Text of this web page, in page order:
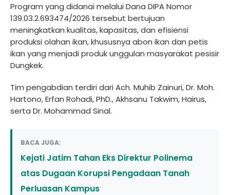
Program yang didanai melalui Dana DIPA Nomor
139.03.2.693474/2026 tersebut bertujuan
meningkatkan kualitas, kapasitas, dan efisiensi
produksi olahan ikan, khususnya abon ikan dan petis
ikan yang menjadi produk unggulan masyarakat pesisir
Dungkek.
Tim pengabdian terdiri dari Ach. Muhib Zainuri, Dr. Moh.
Hartono, Erfan Rohadi, PhD., Akhsanu Takwim, Hairus,
serta Dr. Mohammad Sinal.
BACA JUGA:
Kejati Jatim Tahan Eks Direktur Polinema
atas Dugaan Korupsi Pengadaan Tanah
Perluasan Kampus